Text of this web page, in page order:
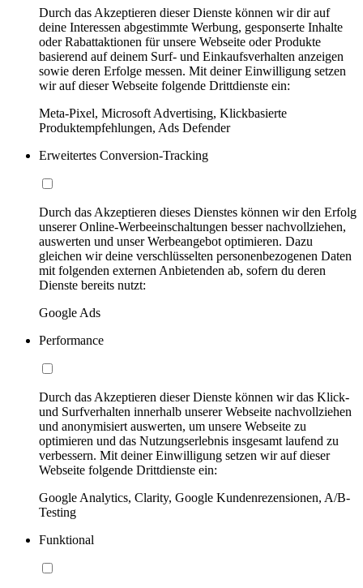
Durch das Akzeptieren dieser Dienste können wir dir auf
deine Interessen abgestimmte Werbung, gesponserte Inhalte
oder Rabattaktionen für unsere Webseite oder Produkte
basierend auf deinem Surf- und Einkaufsverhalten anzeigen
sowie deren Erfolge messen. Mit deiner Einwilligung setzen
wir auf dieser Webseite folgende Drittdienste ein:
Meta-Pixel, Microsoft Advertising, Klickbasierte
Produktempfehlungen, Ads Defender
Erweitertes Conversion-Tracking
Durch das Akzeptieren dieses Dienstes können wir den Erfolg
unserer Online-Werbeeinschaltungen besser nachvollziehen,
auswerten und unser Werbeangebot optimieren. Dazu
gleichen wir deine verschlüsselten personenbezogenen Daten
mit folgenden externen Anbietenden ab, sofern du deren
Dienste bereits nutzt:
Google Ads
Performance
Durch das Akzeptieren dieser Dienste können wir das Klick-
und Surfverhalten innerhalb unserer Webseite nachvollziehen
und anonymisiert auswerten, um unsere Webseite zu
optimieren und das Nutzungserlebnis insgesamt laufend zu
verbessern. Mit deiner Einwilligung setzen wir auf dieser
Webseite folgende Drittdienste ein:
Google Analytics, Clarity, Google Kundenrezensionen, A/B-
Testing
Funktional